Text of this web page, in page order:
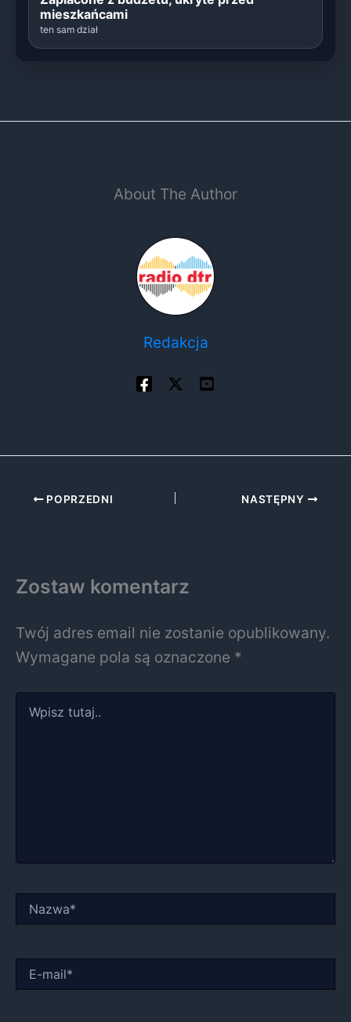
mieszkańcami
ten sam dział
About The Author
Redakcja
POPRZEDNI NASTĘPNY
Zostaw komentarz
Twój adres email nie zostanie opublikowany.
Wymagane pola są oznaczone *
tutaj..
mail*